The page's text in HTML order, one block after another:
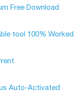
Frее Download
tool 100% Worked
Auto-Activated